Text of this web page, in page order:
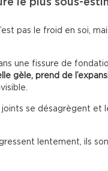
le plus sous-
pas le froid en soi,
une fissure de
gèle, prend de
joints se désagrègent et
lentement, ils